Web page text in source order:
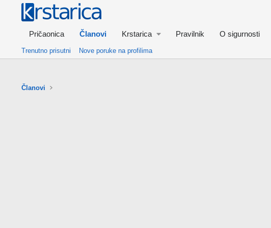
Pričaonica Članovi Krstarica Pravilnik O sigurnosti
Trenutno prisutni Nove poruke na profilima
Članovi